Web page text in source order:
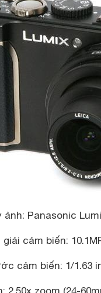
ảnh: Panasonic
giải cảm biến:
cảm biến: 1/1.63
: 2.50x zoom (24-